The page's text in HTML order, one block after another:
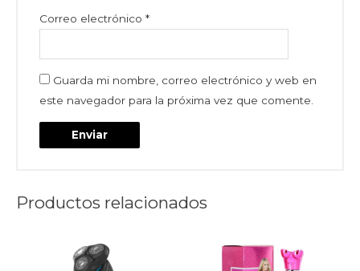
Correo electrónico*
Guarda mi nombre, correo electrónico y web en
este navegador para la próxima vez que comente.
Productos relacionados